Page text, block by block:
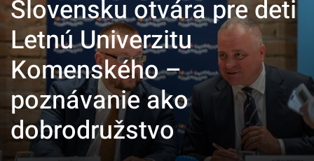
Slovensku otvára pre deti
Letnú Univerzitu
Komenského –
poznávanie ako
dobrodružstvo